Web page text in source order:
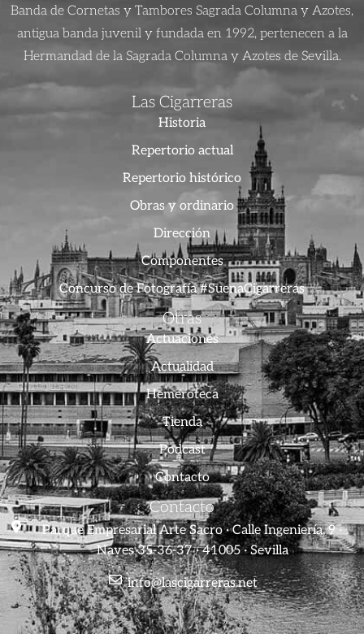
Banda de Cornetas y Tambores Sagrada Columna y Azotes,
antigua banda juvenil y fundada en 1992, pertenecen a la
Hermandad de la Sagrada Columna y Azotes de Sevilla.
Las Cigarreras
Historia
Repertorio actual
Repertorio histórico
Obras y ordinario
Dirección
Componentes
Concurso de Fotografía #SuenaCigarreras
Otras
Actuaciones
Actualidad
Hemeroteca
Tienda
Podcast
Contacto
Contacto
Parque Empresarial Arte Sacro · Calle Ingeniería, 9 ·
Naves 35-36-37 · 41005 · Sevilla
info@lascigarreras.net